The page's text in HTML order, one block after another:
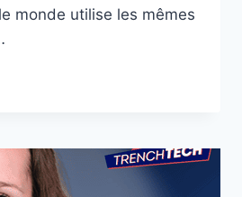
monde utilise les mêmes